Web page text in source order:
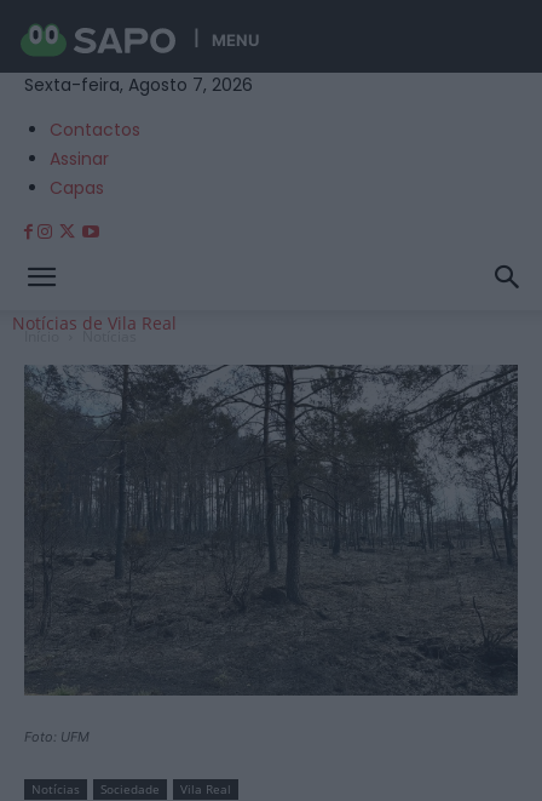
MENU
Sexta-feira, Agosto 7, 2026
Contactos
Assinar
Capas
Notícias de Vila Real
Início Notícias
Foto: UFM
Notícias Sociedade Vila Real